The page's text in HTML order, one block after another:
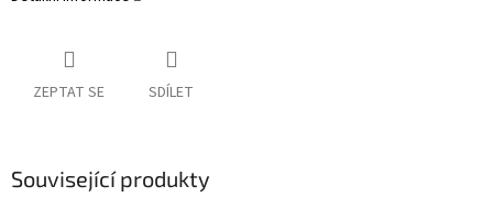
ZEPTAT SE SDÍLET
Související produkty